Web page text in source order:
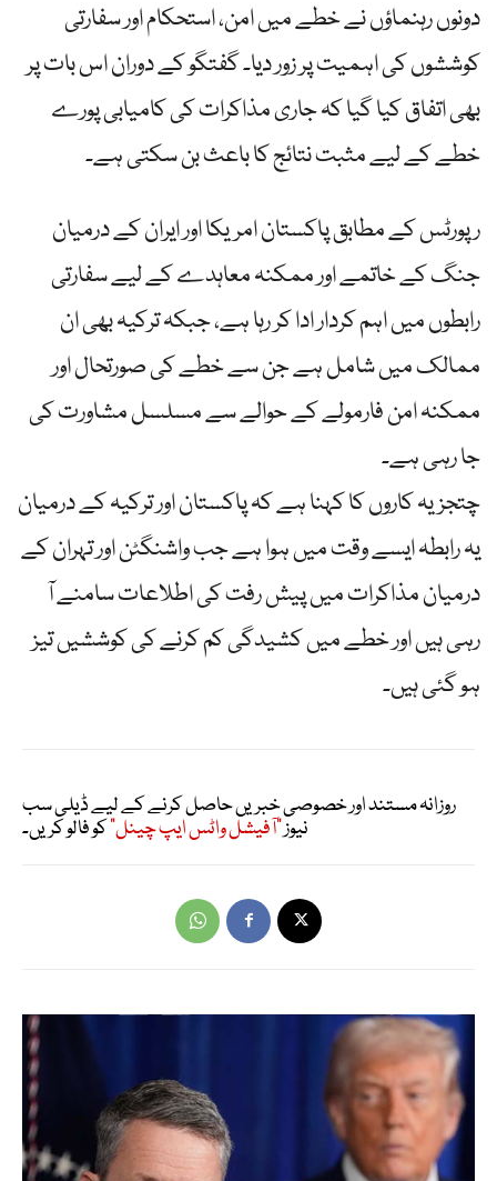
دونوں رہنماؤں نے خطے میں امن، استحکام اور سفارتی
کوششوں کی اہمیت پر زور دیا۔ گفتگو کے دوران اس بات پر
بھی اتفاق کیا گیا کہ جاری مذاکرات کی کامیابی پورے
خطے کے لیے مثبت نتائج کا باعث بن سکتی ہے۔
رپورٹس کے مطابق پاکستان امریکا اور ایران کے درمیان
جنگ کے خاتمے اور ممکنہ معاہدے کے لیے سفارتی
رابطوں میں اہم کردار ادا کر رہا ہے، جبکہ ترکیہ بھی ان
ممالک میں شامل ہے جن سے خطے کی صورتحال اور
ممکنہ امن فارمولے کے حوالے سے مسلسل مشاورت کی
جا رہی ہے۔
چتجزیہ کاروں کا کہنا ہے کہ پاکستان اور ترکیہ کے درمیان
یہ رابطہ ایسے وقت میں ہوا ہے جب واشنگٹن اور تہران کے
درمیان مذاکرات میں پیش رفت کی اطلاعات سامنے آ
رہی ہیں اور خطے میں کشیدگی کم کرنے کی کوششیں تیز
ہو گئی ہیں۔
روزانہ مستند اور خصوصی خبریں حاصل کرنے کے لیے ڈیلی سب
نیوز"آفیشل واٹس ایپ چینل"کو فالو کریں۔